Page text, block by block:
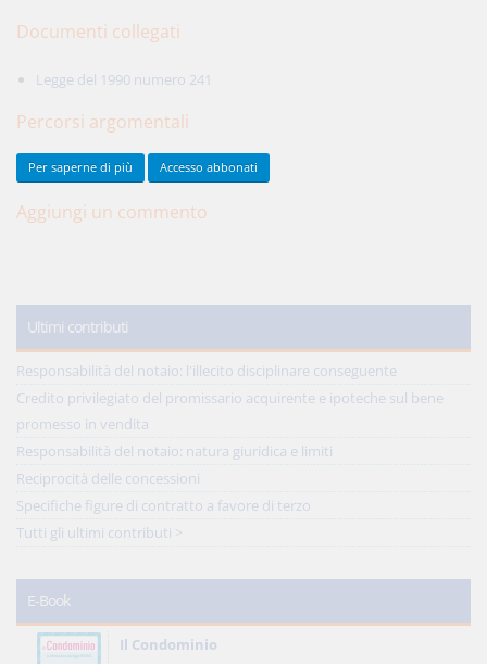
Documenti collegati
Legge del 1990 numero 241
Percorsi argomentali
LEGGI Legge 1990 241
Aggiungi un commento
Ultimi contributi
Responsabilità del notaio: l'illecito disciplinare conseguente
Credito privilegiato del promissario acquirente e ipoteche sul bene
promesso in vendita
Responsabilità del notaio: natura giuridica e limiti
Reciprocità delle concessioni
Specifiche figure di contratto a favore di terzo
Tutti gli ultimi contributi >
E-Book
Il Condominio
Per saperne di più Accesso abbonati